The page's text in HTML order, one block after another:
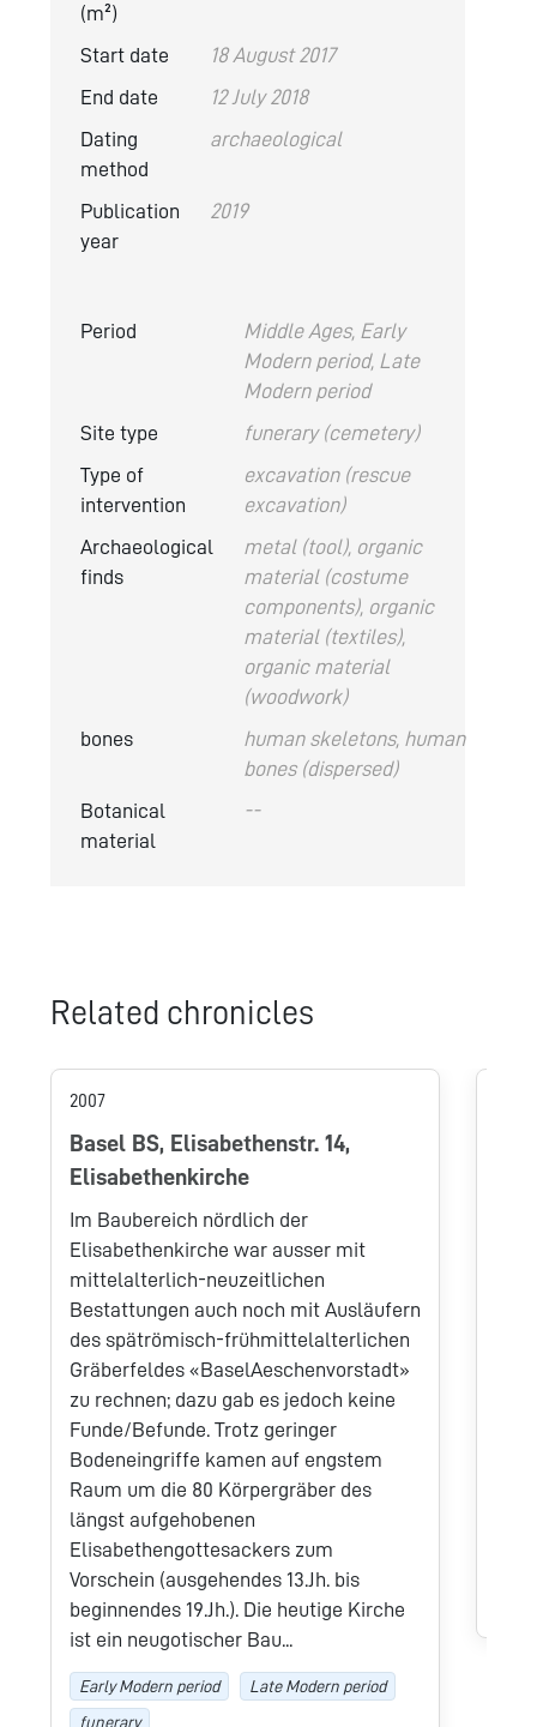
(m²)
Start date
18 August 2017
End date
12 July 2018
Dating
method
archaeological
Publication
year
2019
Period
Middle Ages, Early
Modern period, Late
Modern period
Site type
funerary (cemetery)
Type of
intervention
excavation (rescue
excavation)
Archaeological
finds
metal (tool), organic
material (costume
components), organic
material (textiles),
organic material
(woodwork)
bones
human skeletons, human
bones (dispersed)
Botanical
material
--
Related chronicles
2007
Basel BS, Elisabethenstr. 14,
Elisabethenkirche
Im Baubereich nördlich der
Elisabethenkirche war ausser mit
mittelalterlich-neuzeitlichen
Bestattungen auch noch mit Ausläufern
des spätrömisch-frühmittelalterlichen
Gräberfeldes «BaselAeschenvorstadt»
zu rechnen; dazu gab es jedoch keine
Funde/Befunde. Trotz geringer
Bodeneingriffe kamen auf engstem
Raum um die 80 Körpergräber des
längst aufgehobenen
Elisabethengottesackers zum
Vorschein (ausgehendes 13.Jh. bis
beginnendes 19.Jh.). Die heutige Kirche
ist ein neugotischer Bau...
Early Modern period Late Modern period
funerary